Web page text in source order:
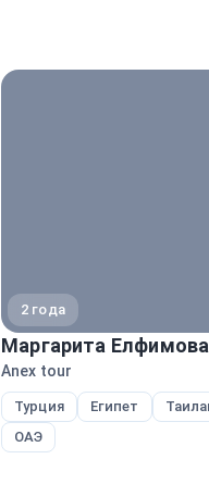
2 года
Маргарита Елфимова
Anex tour
Турция Египет
ОАЭ